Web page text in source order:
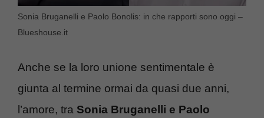
Sonia Bruganelli e Paolo Bonolis: in che rapporti sono oggi –
Blueshouse.it
Anche se la loro unione sentimentale è
giunta al termine ormai da quasi due anni,
l’amore, tra Sonia Bruganelli e Paolo